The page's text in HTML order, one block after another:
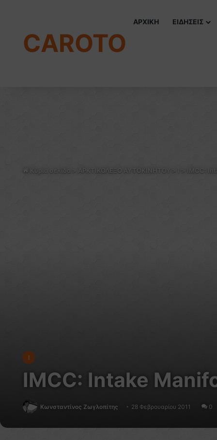
CAROTO
ΑΡΧΙΚΗ ΕΙΔΗΣΕΙΣ
Κύρια σελίδα > ΑΡΚΤΙΚΟΛΕΞΟ ΑΥΤΟΚΙΝΗΤΟΥ > > IMCC:
I
IMCC: Intake
Κωνσταντίνος Ζωγλοπίτης 28 Φεβρουαρίου 2011 0